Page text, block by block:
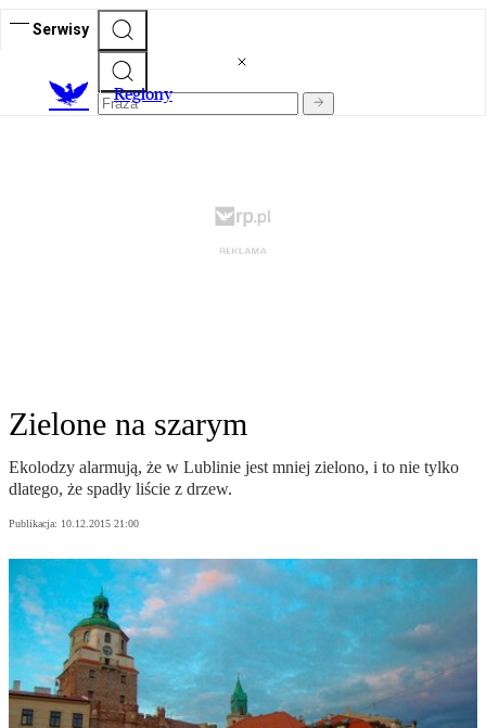
Serwisy
Regiony
Zielone na szarym
Ekolodzy alarmują, że w Lublinie jest mniej zielono, i to nie tylko
dlatego, że spadły liście z drzew.
Publikacja: 10.12.2015 21:00